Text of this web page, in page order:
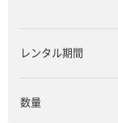
レンタル期間
数量